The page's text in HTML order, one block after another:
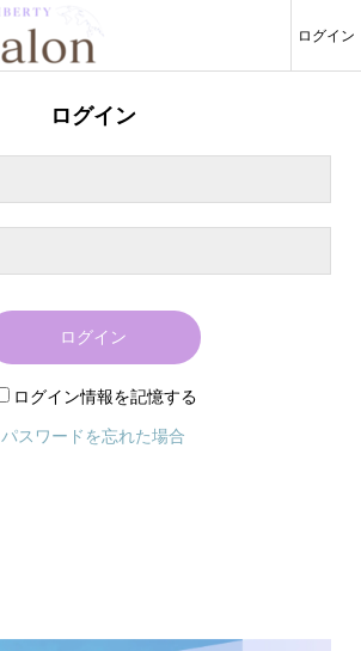
ログイン
ログイン
ログイン
ログイン情報を記憶する
パスワードを忘れた場合